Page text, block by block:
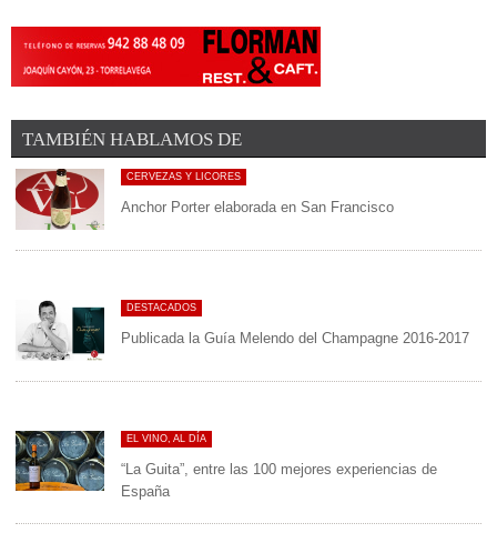
el listado de los mejores vinos ...
TAMBIÉN HABLAMOS DE
CERVEZAS Y LICORES
Anchor Porter elaborada en San Francisco
DESTACADOS
Publicada la Guía Melendo del Champagne 2016-2017
EL VINO, AL DÍA
“La Guita”, entre las 100 mejores experiencias de
España